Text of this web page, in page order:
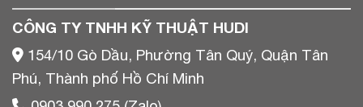
CÔNG TY TNHH KỸ THUẬT HUDI
154/10 Gò Dầu, Phường Tân Quý, Quận Tân
Phú, Thành phố Hồ Chí Minh